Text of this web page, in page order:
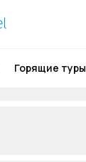
Горящие туры